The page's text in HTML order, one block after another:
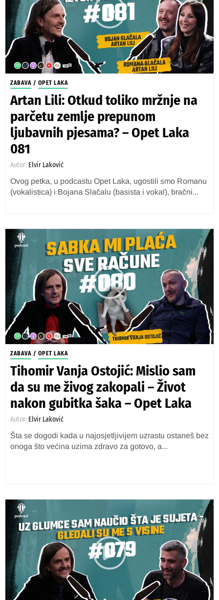
ZABAVA / OPET LAKA
Artan Lili: Otkud toliko mržnje na
parčetu zemlje prepunom
ljubavnih pjesama? – Opet Laka
081
Autor: Elvir Laković
Ovog petka, u podcastu Opet Laka, ugostili smo Romanu
(vokalistica) i Bojana Slačalu (basista i vokal), bračni...
ZABAVA / OPET LAKA
Tihomir Vanja Ostojić: Mislio sam
da su me živog zakopali – Život
nakon gubitka šaka – Opet Laka
Autor: Elvir Laković
Šta se dogodi kada u najosjetljivijem uzrastu ostaneš bez
onoga što većina uzima zdravo za gotovo, a...